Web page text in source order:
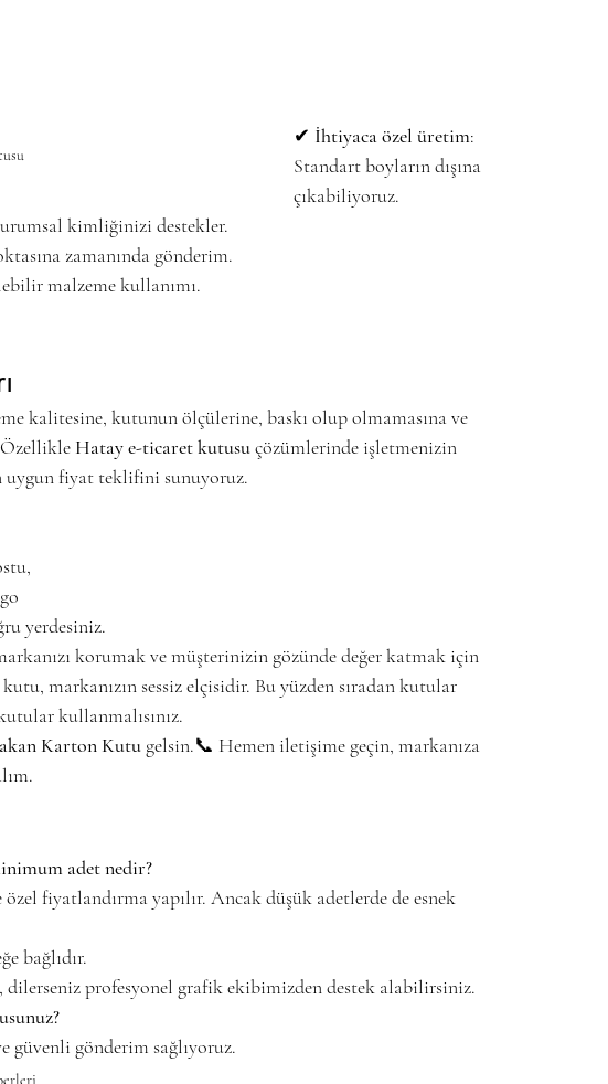
✔ İhtiyaca özel üretim:
Standart boyların dışına
çıkabiliyoruz.
kimliğinizi destekler.
zamanında gönderim.
malzeme kullanımı.
kalitesine, kutunun ölçülerine, baskı olup olmamasına ve
Hatay e-ticaret kutusu çözümlerinde işletmenizin
uygun fiyat teklifini sunuyoruz.
yerdesiniz.
korumak ve müşterinizin gözünde değer katmak için
markanızın sessiz elçisidir. Bu yüzden sıradan kutular
kullanmalısınız.
Karton Kutu gelsin.📞 Hemen iletişime geçin, markanıza
adet nedir?
fiyatlandırma yapılır. Ancak düşük adetlerde de esnek
bağlıdır.
dilerseniz profesyonel grafik ekibimizden destek alabilirsiniz.
güvenli gönderim sağlıyoruz.